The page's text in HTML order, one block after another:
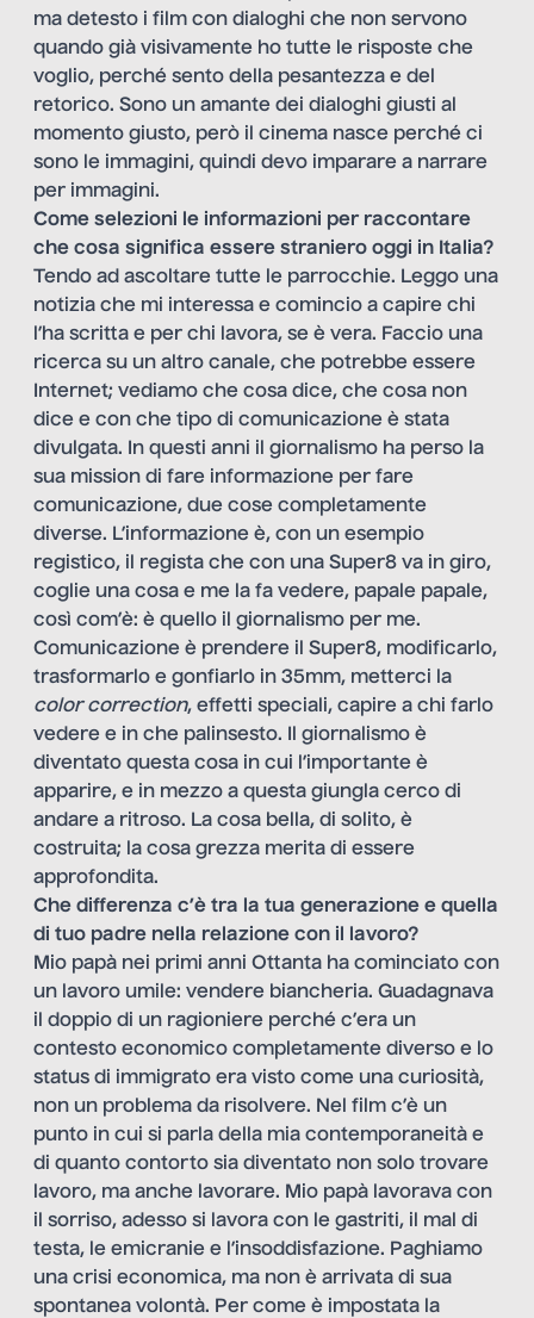
ma detesto i film con dialoghi che non servono
quando già visivamente ho tutte le risposte che
voglio, perché sento della pesantezza e del
retorico. Sono un amante dei dialoghi giusti al
momento giusto, però il cinema nasce perché ci
sono le immagini, quindi devo imparare a narrare
per immagini.
Come selezioni le informazioni per raccontare
che cosa significa essere straniero oggi in Italia?
Tendo ad ascoltare tutte le parrocchie. Leggo una
notizia che mi interessa e comincio a capire chi
l’ha scritta e per chi lavora, se è vera. Faccio una
ricerca su un altro canale, che potrebbe essere
Internet; vediamo che cosa dice, che cosa non
dice e con che tipo di comunicazione è stata
divulgata. In questi anni il giornalismo ha perso la
sua mission di fare informazione per fare
comunicazione, due cose completamente
diverse. L’informazione è, con un esempio
registico, il regista che con una Super8 va in giro,
coglie una cosa e me la fa vedere, papale papale,
così com’è: è quello il giornalismo per me.
Comunicazione è prendere il Super8, modificarlo,
trasformarlo e gonfiarlo in 35mm, metterci la
color correction, effetti speciali, capire a chi farlo
vedere e in che palinsesto. Il giornalismo è
diventato questa cosa in cui l’importante è
apparire, e in mezzo a questa giungla cerco di
andare a ritroso. La cosa bella, di solito, è
costruita; la cosa grezza merita di essere
approfondita.
Che differenza c’è tra la tua generazione e quella
di tuo padre nella relazione con il lavoro?
Mio papà nei primi anni Ottanta ha cominciato con
un lavoro umile: vendere biancheria. Guadagnava
il doppio di un ragioniere perché c’era un
contesto economico completamente diverso e lo
status di immigrato era visto come una curiosità,
non un problema da risolvere. Nel film c’è un
punto in cui si parla della mia contemporaneità e
di quanto contorto sia diventato non solo trovare
lavoro, ma anche lavorare. Mio papà lavorava con
il sorriso, adesso si lavora con le gastriti, il mal di
testa, le emicranie e l’insoddisfazione. Paghiamo
una crisi economica, ma non è arrivata di sua
spontanea volontà. Per come è impostata la